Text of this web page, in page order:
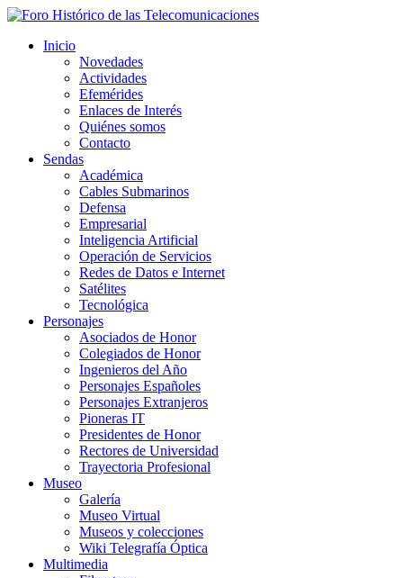
Inicio
Novedades
Actividades
Efemérides
Enlaces de Interés
Quiénes somos
Contacto
Sendas
Académica
Cables Submarinos
Defensa
Empresarial
Inteligencia Artificial
Operación de Servicios
Redes de Datos e Internet
Satélites
Tecnológica
Personajes
Asociados de Honor
Colegiados de Honor
Ingenieros del Año
Personajes Españoles
Personajes Extranjeros
Pioneras IT
Presidentes de Honor
Rectores de Universidad
Trayectoria Profesional
Museo
Galería
Museo Virtual
Museos y colecciones
Wiki Telegrafía Óptica
Multimedia